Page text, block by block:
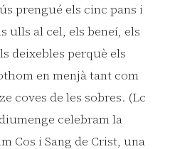
prengué els cinc pans i
ulls al cel, els beneí, els
deixebles perquè els
en menjà tant com
coves de les sobres. (Lc
celebram la
Cos i Sang de Crist, una